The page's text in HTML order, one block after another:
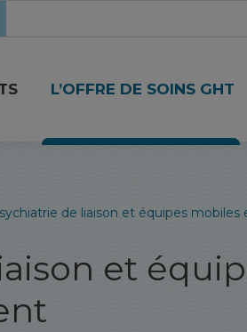
L’OFFRE DE SOINS GHT
de liaison et équipes
et